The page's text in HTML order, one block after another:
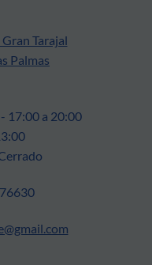
Tarajal
Palmas
17:00 a 20:00